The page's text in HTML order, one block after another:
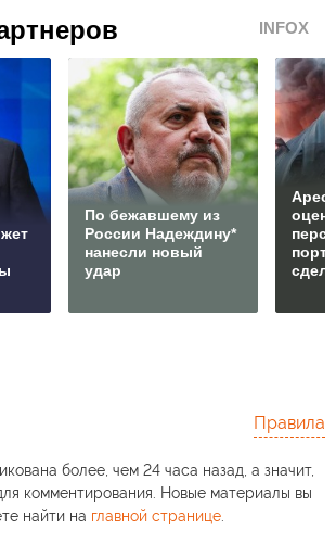
INFOX
По бежавшему из
России Надеждину*
нанесли новый
удар
Правила
более, чем 24 часа назад, а значит,
комментирования. Новые материалы вы
найти на главной странице.